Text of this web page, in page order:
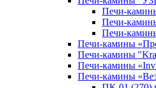
Печи-
Печи-
Печи-
Печи-камины
Печи-камины
Печи-камины
Печи-камины